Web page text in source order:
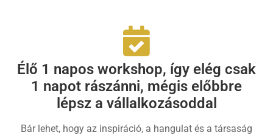
Élő 1 napos workshop, így elég csak
1 napot rászánni, mégis előbbre
lépsz a vállalkozásoddal
Bár lehet, hogy az inspiráció, a hangulat és a társaság